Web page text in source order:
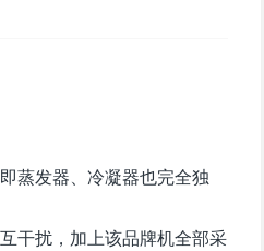
蒸发器、冷凝器也完全独
干扰，加上该品牌机全部采